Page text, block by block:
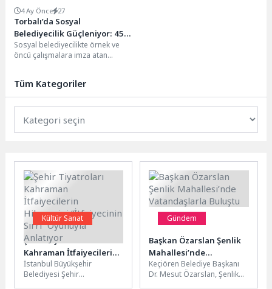
4 Ay Önce 27
Torbalı’da Sosyal
Belediyecilik Güçleniyor: 45
Bin Öğünlük Dayanışma
Sosyal belediyecilikte örnek ve
öncü çalışmalara imza atan
Tüm Kategoriler
Kültür Sanat
Şehir Tiyatroları
Kahraman İtfaiyecilerin
Hikayesini “İtfaiyecinin
Sırrı” Oyunuyla Anlatıyor
İstanbul Büyükşehir
Belediyesi Şehir
Gündem
Başkan Özarslan Şenlik
Mahallesi’nde
Vatandaşlarla Buluştu
Keçiören Belediye Başkanı
Dr. Mesut Özarslan, Şenlik